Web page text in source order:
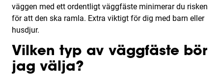
väggen med ett ordentligt väggfäste minimerar du risken
för att den ska ramla. Extra viktigt för dig med barn eller
husdjur.
Vilken typ av väggfäste bör
jag välja?